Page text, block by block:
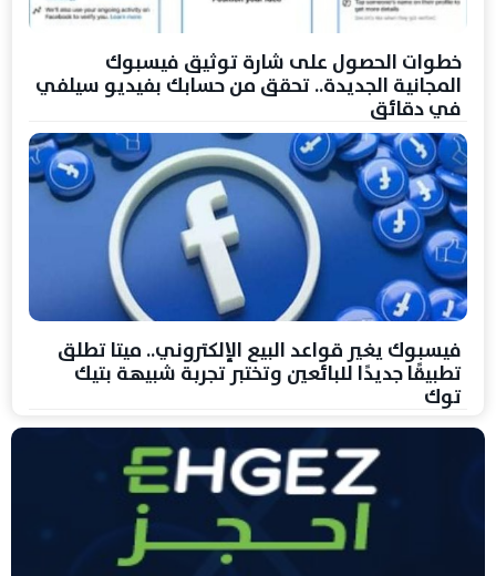
خطوات الحصول على شارة توثيق فيسبوك
المجانية الجديدة.. تحقق من حسابك بفيديو سيلفي
في دقائق
فيسبوك يغير قواعد البيع الإلكتروني.. ميتا تطلق
تطبيقًا جديدًا للبائعين وتختبر تجربة شبيهة بتيك
توك